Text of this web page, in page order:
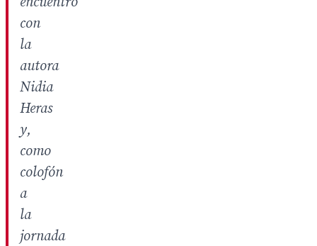
con
la
autora
Nidia
Heras
y,
como
colofón
a
la
jornada